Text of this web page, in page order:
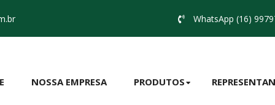
WhatsApp (16)
NOSSA EMPRESA PRODUTOS